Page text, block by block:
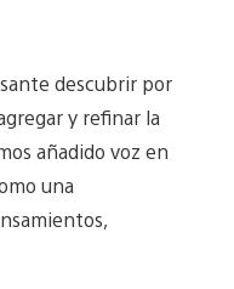
descubrir por
y refinar la
añadido voz en
una